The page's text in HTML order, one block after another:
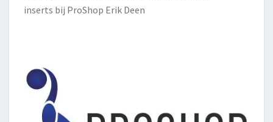
inserts bij ProShop Erik Deen